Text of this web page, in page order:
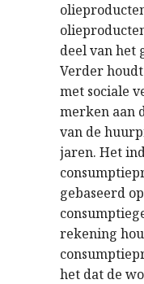
deel van het
Verder
met sociale
merken aan
van de
jaren. Het
gebaseerd
rekening
het dat de